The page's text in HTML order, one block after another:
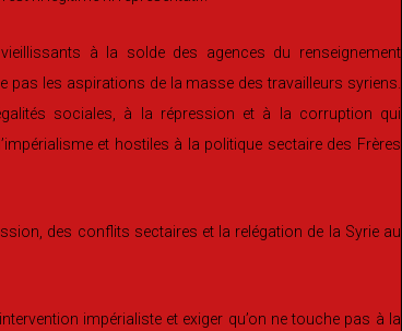
à la solde des agences du renseignement
pas les aspirations de la masse des travailleurs syriens.
sociales, à la répression et à la corruption qui
et hostiles à la politique sectaire des Frères
des conflits sectaires et la relégation de la Syrie au
impérialiste et exiger qu’on ne touche pas à la